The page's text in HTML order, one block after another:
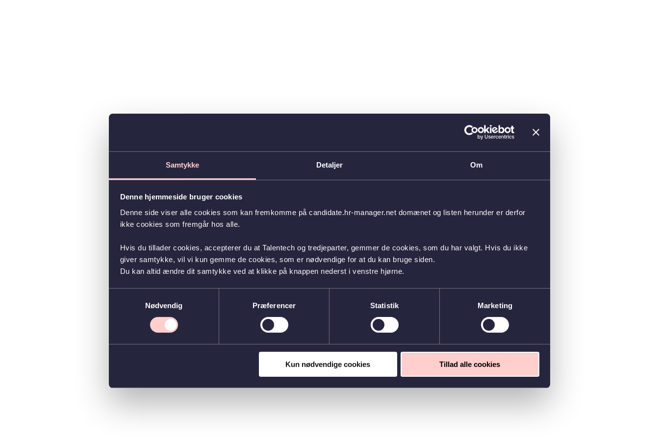
Samtykke Detaljer Om
Denne hjemmeside bruger cookies
Denne side viser alle cookies som kan fremkomme på candidate.hr-manager.net domænet og listen herunder er derfor
ikke cookies som fremgår hos alle.
Hvis du tillader cookies, accepterer du at Talentech og tredjeparter, gemmer de cookies, som du har valgt. Hvis du ikke
giver samtykke, vil vi kun gemme de cookies, som er nødvendige for at du kan bruge siden.
Du kan altid ændre dit samtykke ved at klikke på knappen nederst i venstre hjørne.
Nødvendig
Præferencer Statistik Marketing
Kun nødvendige cookies Tillad alle cookies